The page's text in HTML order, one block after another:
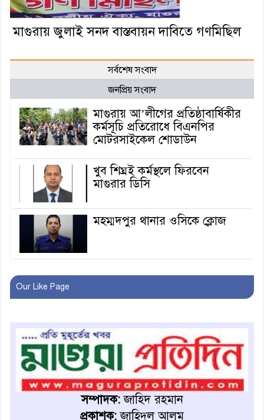
মাগুরায় জুলাই সনদ বাস্তবায়ন দাবিতে গণমিছিল
সর্বশেষ সংবাদ
জনপ্রিয় সংবাদ
মাগুরায় আ’লীগের প্রতিষ্ঠাবার্ষিকীর
কর্মসূচি প্রতিরোধে বিএনপির
মোটরসাইকেল শোডাউন
খুব শিঘ্রই কর্মস্থলে ফিরবেন
মাগুরার ডিসি
মহম্মদপুর থানার ওসিকে ক্লোজ
কোলে
শ্রীপুরে শ্লীলতাহানির অভিযোগে
বিক্ষোভ-সিসি ক্যামেরা ফুটেজ
যাচাইয়ের দাবি অভিযুক্ত শিক্ষকের
মাগুরার কথিত মাদক সম্রাট
আমিরুল গ্রেফতার
Our Like Page
সম্পাদক:জাহিদ রহমান
প্রকাশক:জাহিদুল আলম